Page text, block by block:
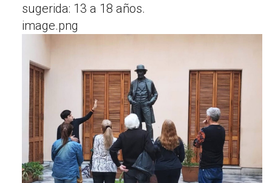
sugerida: 13 a 18 años.
image.png